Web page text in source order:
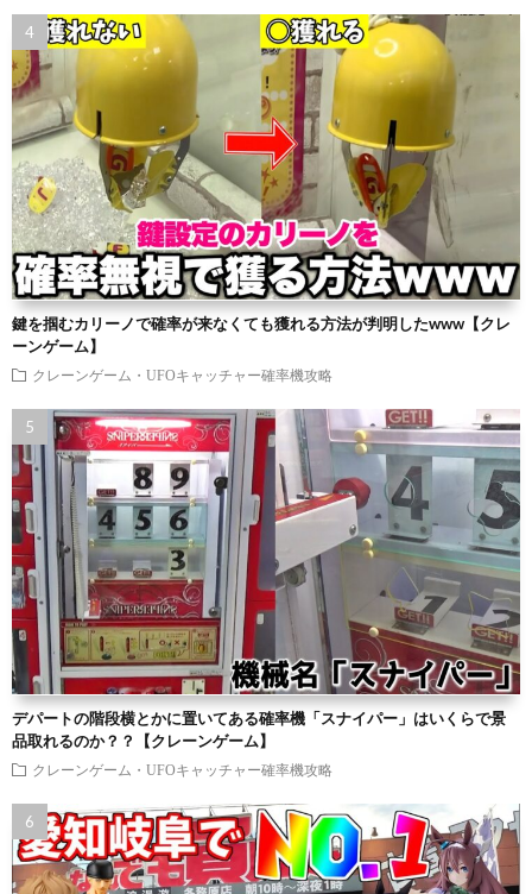
鍵を掴むカリーノで確率が来なくても獲れる方法が判明したwww【クレ
ーンゲーム】
クレーンゲーム・UFOキャッチャー確率機攻略
デパートの階段横とかに置いてある確率機「スナイパー」はいくらで景
品取れるのか？？【クレーンゲーム】
クレーンゲーム・UFOキャッチャー確率機攻略